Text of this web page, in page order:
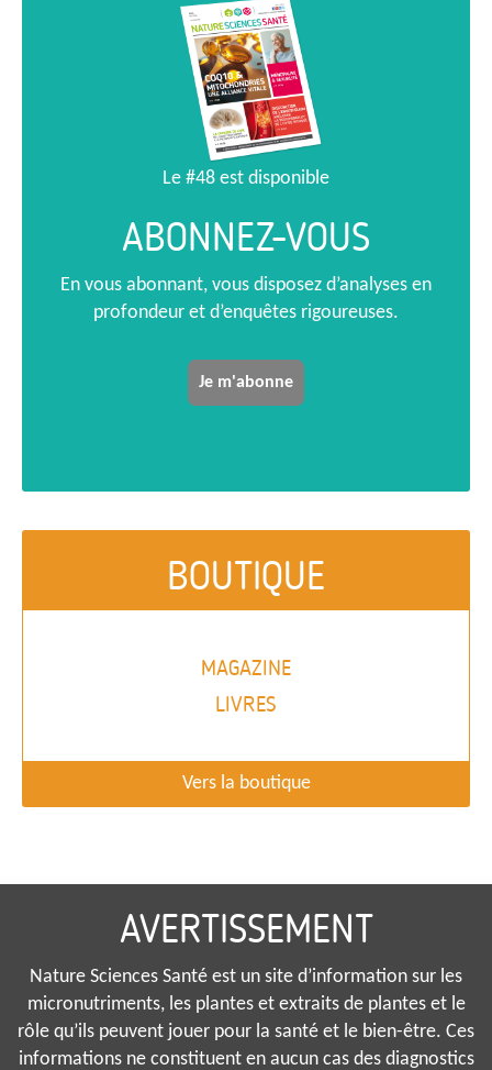
Le #48 est disponible
ABONNEZ-VOUS
En vous abonnant, vous disposez d’analyses en
profondeur et d’enquêtes rigoureuses.
Je m'abonne
BOUTIQUE
MAGAZINE
LIVRES
Vers la boutique
AVERTISSEMENT
Nature Sciences Santé est un site d’information sur les
micronutriments, les plantes et extraits de plantes et le
rôle qu’ils peuvent jouer pour la santé et le bien-être. Ces
informations ne constituent en aucun cas des diagnostics